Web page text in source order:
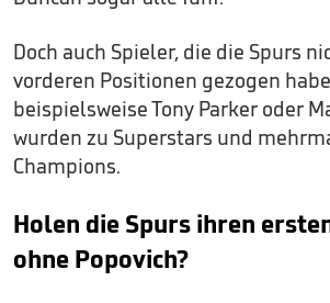
Doch auch Spieler, die die Spurs
vorderen Positionen gezogen
beispielsweise Tony Parker oder
wurden zu Superstars und
Champions.
Holen die Spurs ihren
ohne Popovich?